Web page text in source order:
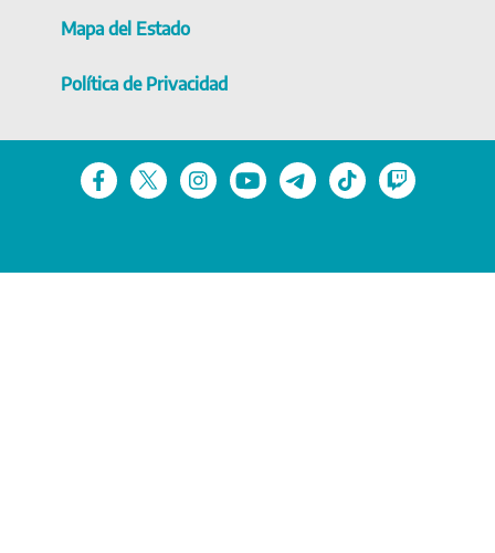
Mapa del Estado
Política de Privacidad